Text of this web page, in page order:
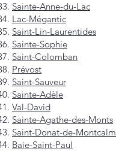
Sainte-Anne-du-Lac
Lac-Mégantic
Saint-Lin-Laurentides
Sainte-Sophie
Saint-Colomban
Prévost
Saint-Sauveur
Sainte-Adèle
Val-David
Sainte-Agathe-des-Monts
Saint-Donat-de-Montcalm
Baie-Saint-Paul